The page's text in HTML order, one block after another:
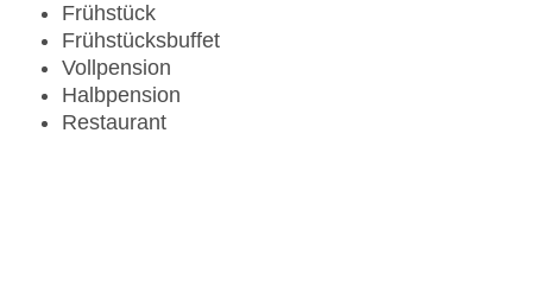
Frühstück
Frühstücksbuffet
Vollpension
Halbpension
Restaurant